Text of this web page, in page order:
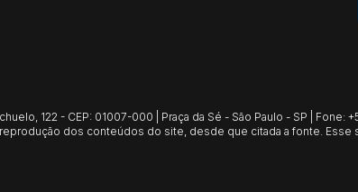
122 - CEP: 01007-000 | Praça da Sé - São Paulo - SP | Fone:
dos conteúdos do site, desde que citada a fonte.